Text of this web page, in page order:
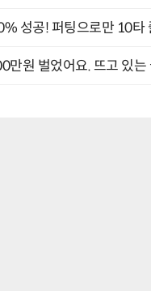
성공! 퍼팅으로만 10타
만원 벌었어요. 뜨고 있는